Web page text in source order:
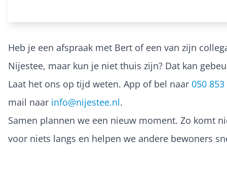
Heb je een afspraak met Bert of een van zijn
Nijestee, maar kun je niet thuis zijn? Dat kan
Laat het ons op tijd weten. App of bel naar 050
mail naar info@nijestee.nl.
Samen plannen we een nieuw moment. Zo komt
voor niets langs en helpen we andere bewoners